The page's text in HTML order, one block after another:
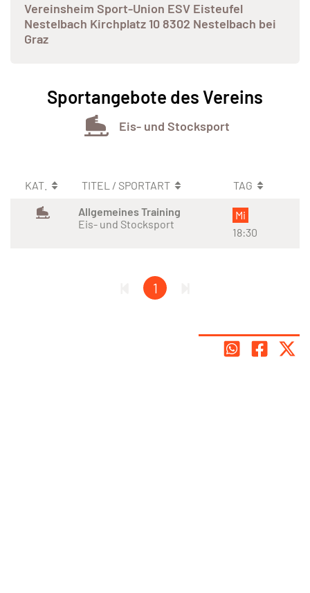
Vereinsheim Sport-Union ESV Eisteufel
Nestelbach Kirchplatz 10 8302 Nestelbach bei
Graz
Sportangebote des Vereins
Eis- und Stocksport
KAT. TITEL / SPORTART
TAG
Allgemeines Training
Eis- und Stocksport
Mi
18:30
1